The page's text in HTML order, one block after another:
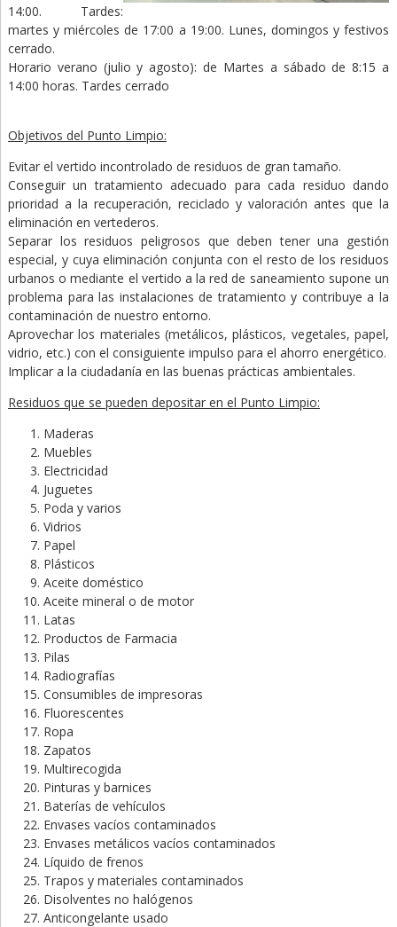
14:00. Tardes:
martes y miércoles de 17:00 a 19:00. Lunes, domingos y festivos
cerrado.
Horario verano (julio y agosto): de Martes a sábado de 8:15 a
14:00 horas. Tardes cerrado
Objetivos del Punto Limpio:
Evitar el vertido incontrolado de residuos de gran tamaño.
Conseguir un tratamiento adecuado para cada residuo dando
prioridad a la recuperación, reciclado y valoración antes que la
eliminación en vertederos.
Separar los residuos peligrosos que deben tener una gestión
especial, y cuya eliminación conjunta con el resto de los residuos
urbanos o mediante el vertido a la red de saneamiento supone un
problema para las instalaciones de tratamiento y contribuye a la
contaminación de nuestro entorno.
Aprovechar los materiales (metálicos, plásticos, vegetales, papel,
vidrio, etc.) con el consiguiente impulso para el ahorro energético.
Implicar a la ciudadanía en las buenas prácticas ambientales.
Residuos que se pueden depositar en el Punto Limpio:
Maderas
Muebles
Electricidad
Juguetes
Poda y varios
Vidrios
Papel
Plásticos
Aceite doméstico
Aceite mineral o de motor
Latas
Productos de Farmacia
Pilas
Radiografías
Consumibles de impresoras
Fluorescentes
Ropa
Zapatos
Multirecogida
Pinturas y barnices
Baterías de vehículos
Envases vacíos contaminados
Envases metálicos vacíos contaminados
Líquido de frenos
Trapos y materiales contaminados
Disolventes no halógenos
Anticongelante usado